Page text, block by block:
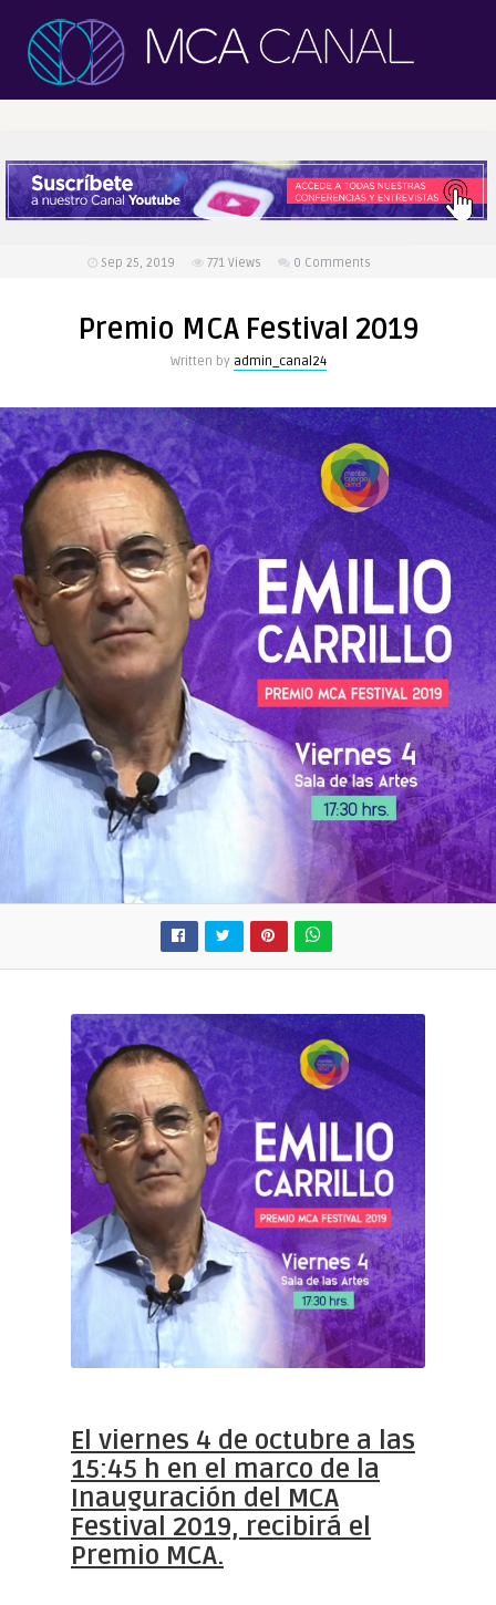
Sep 25, 2019 771 Views 0 Comments
Premio MCA Festival 2019
Written by admin_canal24
El viernes 4 de octubre a las
15:45 h en el marco de la
Inauguración del MCA
Festival 2019, recibirá el
Premio MCA.